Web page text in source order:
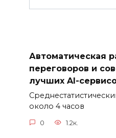
Автоматическая
переговоров и
лучших AI-
около 4 часов
0 1.2к.